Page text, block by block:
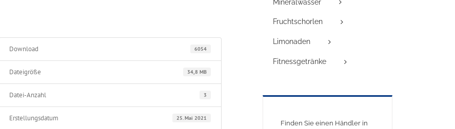
Download 6054
Dateigröße 34,8 MB
Datei-Anzahl 3
Erstellungsdatum 25. Mai 2021
Mineralwasser
Fruchtschorlen
Limonaden
Fitnessgetränke
Finden Sie einen Händler in